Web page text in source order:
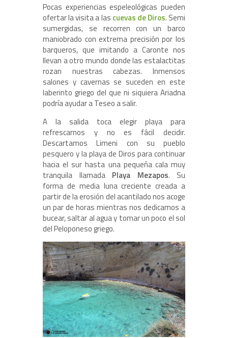
Pocas experiencias espeleológicas pueden
ofertar la visita a las cuevas de Diros. Semi
sumergidas, se recorren con un barco
maniobrado con extrema precisión por los
barqueros, que imitando a Caronte nos
llevan a otro mundo donde las estalactitas
rozan nuestras cabezas. Inmensos
salones y cavernas se suceden en este
laberinto griego del que ni siquiera Ariadna
podría ayudar a Teseo a salir.
A la salida toca elegir playa para
refrescarnos y no es fácil decidir.
Descartamos Limeni con su pueblo
pesquero y la playa de Diros para continuar
hacia el sur hasta una pequeña cala muy
tranquila llamada Playa Mezapos. Su
forma de media luna creciente creada a
partir de la erosión del acantilado nos acoge
un par de horas mientras nos dedicamos a
bucear, saltar al agua y tomar un poco el sol
del Peloponeso griego.